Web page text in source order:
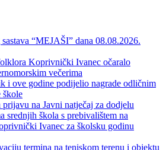
“MEJAŠI” dana 08.08.2026.
Koprivnički Ivanec očaralo
večerima
i ove godine podijelio nagrade odličnim
škole
prijavu na Javni natječaj za dodjelu
srednjih škola s prebivalištem na
Ivanec za školsku godinu
termina na teniskom terenu i objektu